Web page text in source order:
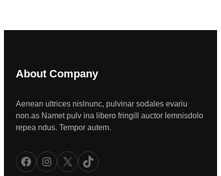
About Company
Aenean ultrices nislnunc, pulvinar sodales evariu
non.as Namet pulv ina libero fringill auctor lemnisdolo
repea ndus. Tempor autem.
Facebook Instagram X TikTok